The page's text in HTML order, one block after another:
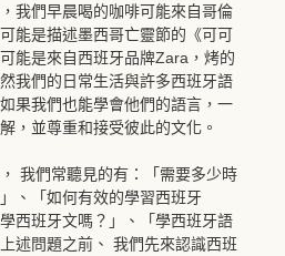
我們早晨喝的咖啡可能來自哥倫
能是描述墨西哥亡靈節的《可可
能是來自西班牙品牌Zara，烤的
我們的日常生活與許多西班牙語
果我們也能學會他們的語言，一
，並尊重和接受彼此的文化。
我們常聽見的有：「需要多少時
、「如何有效的學習西班牙
西班牙文嗎？」、「學西班牙語
述問題之前、 我們先來認識西班